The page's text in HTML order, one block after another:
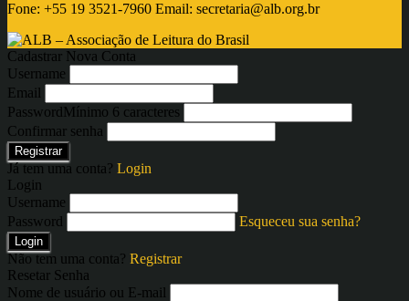
Fone: +55 19 3521-7960 Email: secretaria@alb.org.br
Cadastrar Nova Conta
Username
Email
PasswordMínimo 6 caracteres
Confirmar senha
Registrar
Já tem uma conta? Login
Login
Username
Password
Esqueceu sua senha?
Login
Não tem uma conta? Registrar
Resetar Senha
Nome de usuário ou E-mail